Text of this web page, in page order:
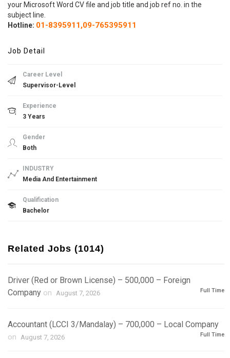
your Microsoft Word CV file and job title and job ref no. in the
subject line.
Hotline: 01-8395911,09-765395911
Job Detail
Career Level
Supervisor-Level
Experience
3 Years
Gender
Both
INDUSTRY
Media And Entertainment
Qualification
Bachelor
Related Jobs (1014)
Driver (Red or Brown License) – 500,000 – Foreign
Company on August 7, 2026 Full Time
Accountant (LCCI 3/Mandalay) – 700,000 – Local Company
on August 7, 2026 Full Time